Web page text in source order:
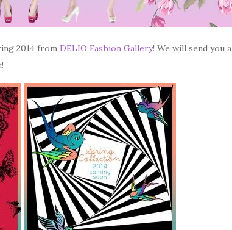
2014 from DELIO Fashion Gallery! We will send you a